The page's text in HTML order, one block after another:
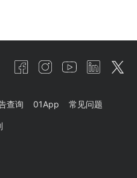
查询 01App 常见问题